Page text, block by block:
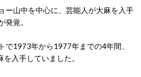
ー山中を中心に、芸能人が大麻を入手
発覚。
で1973年から1977年までの4年間、
入手していました。